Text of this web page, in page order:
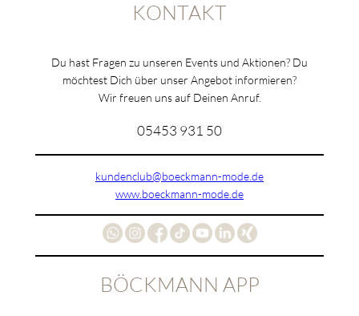
KONTAKT
Du hast Fragen zu unseren Events und Aktionen? Du
möchtest Dich über unser Angebot informieren?
Wir freuen uns auf Deinen Anruf.
05453 931 50
kundenclub@boeckmann-mode.de
www.boeckmann-mode.de
BÖCKMANN APP